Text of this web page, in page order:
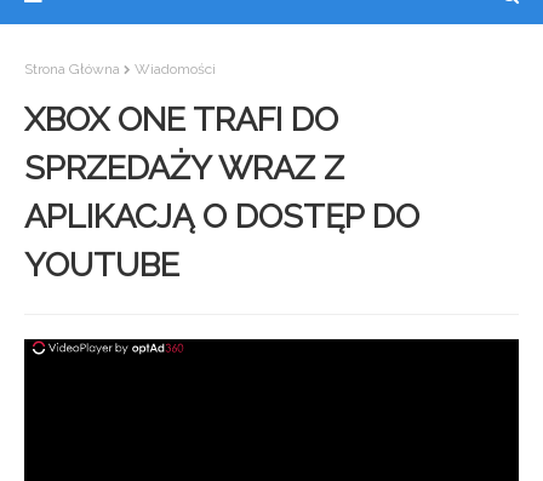
Strona Główna Wiadomości
XBOX ONE TRAFI DO
SPRZEDAŻY WRAZ Z
APLIKACJĄ O DOSTĘP DO
YOUTUBE